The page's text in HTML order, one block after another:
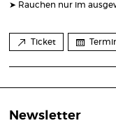
➤ Rauchen nur im
Ticket
Newsletter